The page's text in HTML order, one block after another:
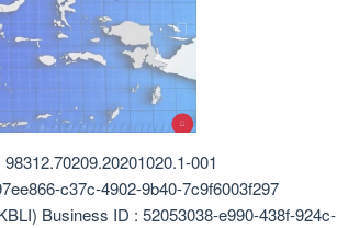
001
c37c-4902-9b40-7c9f6003f297
Business ID : 52053038-e990-438f-924c-